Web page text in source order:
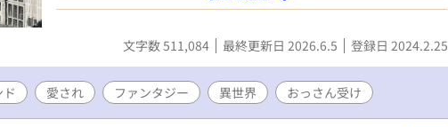
てしまう。しかもどういう訳だか勇者パーティに勧誘された
のだった。 これまでの人生で身も心も希望も何もかもを萎
縮させていたオリンドの、新しく楽しい冒険が始まる。 ※
人の時間を探査版〜」にて一部抜粋形式で投稿しています
文字数 511,084 最終更新日 2026.6.5 登録日 2024.2.25
愛され ファンタジー 異世界 おっさん受け